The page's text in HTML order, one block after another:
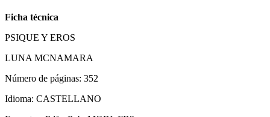
Ficha técnica
PSIQUE Y EROS
LUNA MCNAMARA
Número de páginas: 352
Idioma: CASTELLANO